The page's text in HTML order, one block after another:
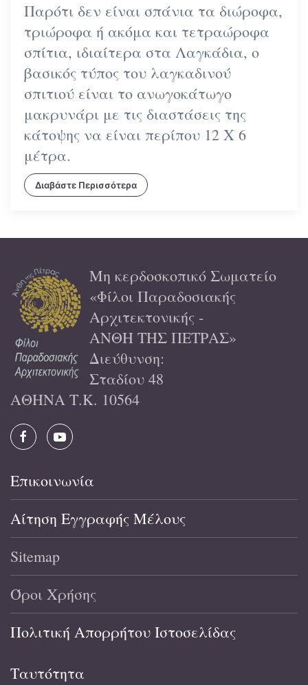
Παρότι δεν είναι σπάνια τα διώροφα,
τριώροφα ή ακόμα και τετραώροφα
σπίτια, ιδιαίτερα στα Λαγκάδια, ο
βασικός τύπος του λαγκαδινού
σπιτιού είναι το ανωγοκάτωγο
μακρυνάρι με τις διαστάσεις της
κάτοψης να είναι περίπου 12 Χ 6
μέτρα.
Διαβάστε Περισσότερα
Μη κερδοσκοπικό Σωματείο
«Φίλοι Παραδοσιακής
Αρχιτεκτονικής -
ΑΝΘΗ ΤΗΣ ΠΕΤΡΑΣ»
Διεύθυνση:
Σταδίου 48
ΑΘΗΝΑ Τ.Κ. 10564
Επικοινωνία
Αίτηση Εγγραφής Μέλους
Sitemap
Όροι Χρήσης
Πολιτική Απορρήτου Ιστοσελίδας
Ταυτότητα